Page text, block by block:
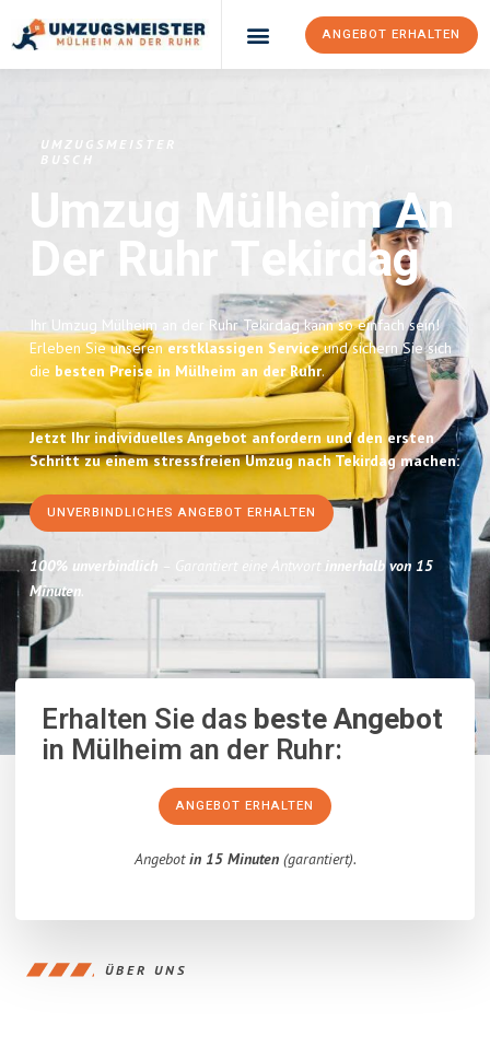
ANGEBOT ERHALTEN
UMZUGSMEISTER
BUSCH
Umzug Mülheim An
Der Ruhr Tekirdag
Ihr Umzug Mülheim an der Ruhr Tekirdag kann so einfach sein!
Erleben Sie unserenerstklassigen Serviceund sichern Sie sich
die besten Preise in Mülheim an der Ruhr.
Jetzt Ihr individuelles Angebot anfordern und den ersten
Schritt zu einem stressfreien Umzug nach Tekirdag machen:
UNVERBINDLICHES ANGEBOT ERHALTEN
100% unverbindlich – Garantiert eine Antwort innerhalb von 15
Minuten.
Erhalten Sie dasbeste Angebot
in Mülheim an der Ruhr:
ANGEBOT ERHALTEN
Angebotin 15 Minuten(garantiert).
ÜBER UNS